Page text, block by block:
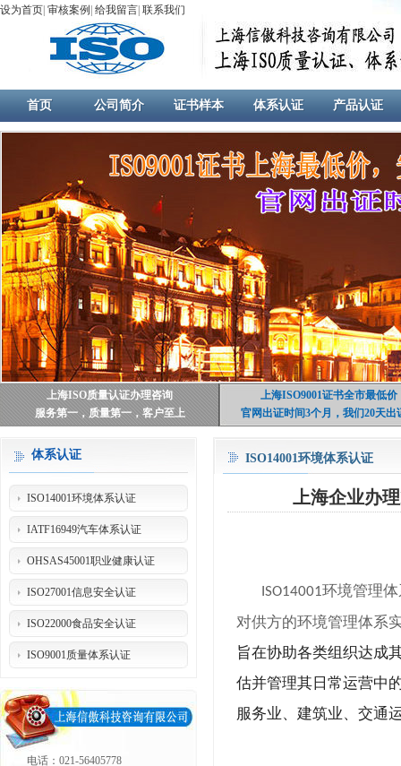
设为首页 审核案例 给我留言 联系我们
首页 公司简介 证书样本 体系认证 产品认证
上海ISO质量认证办理咨询
服务第一，质量第一，客户至上
上海ISO9001证书全市最低价
官网出证时间3个月，我们20天出
体系认证
ISO14001环境体系认证
IATF16949汽车体系认证
OHSAS45001职业健康认证
ISO27001信息安全认证
ISO22000食品安全认证
ISO9001质量体系认证
电话：021-56405778
ISO14001环境体系认证
上海企业办
ISO14001环境管理
对供方的环境管理体系
旨在协助各类组织达成
估并管理其日常运营中
服务业、建筑业、交通